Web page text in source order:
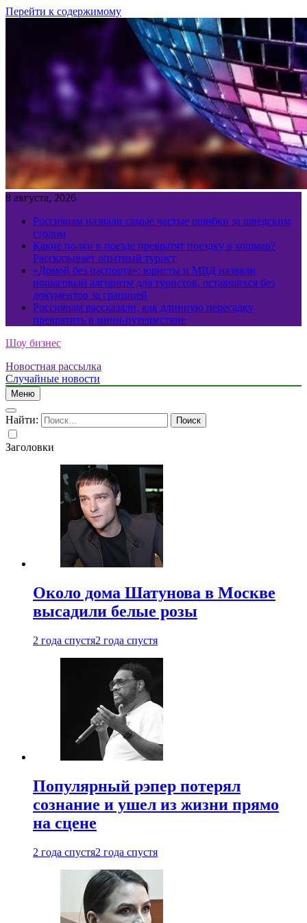
Перейти к содержимому
8 августа, 2026
Россиянам назвали самые частые ошибки за шведским
столом
Какие полки в поезде превратят поездку в кошмар?
Рассказывает опытный турист
«Домой без паспорта»: юристы и МВД назвали
пошаговый алгоритм для туристов, оставшихся без
документов за границей
Россиянам рассказали, как длинную пересадку
превратить в мини-путешествие
Шоу бизнес
Новостная рассылка
Случайные новости
Меню
Найти:
Заголовки
Около дома Шатунова в Москве
высадили белые розы
2 года спустя2 года спустя
Популярный рэпер потерял
сознание и ушел из жизни прямо
на сцене
2 года спустя2 года спустя